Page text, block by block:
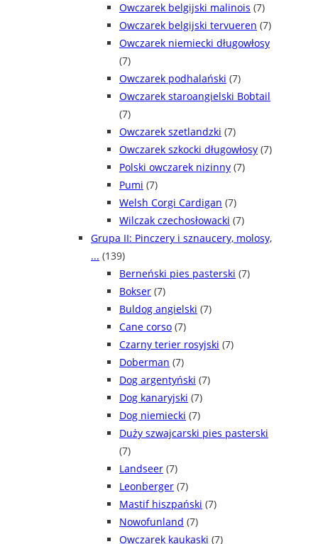
Owczarek belgijski malinois (7)
Owczarek belgijski tervueren (7)
Owczarek niemiecki długowłosy
(7)
Owczarek podhalański (7)
Owczarek staroangielski Bobtail
(7)
Owczarek szetlandzki (7)
Owczarek szkocki długowłosy (7)
Polski owczarek nizinny (7)
Pumi (7)
Welsh Corgi Cardigan (7)
Wilczak czechosłowacki (7)
Grupa II: Pinczery i sznaucery, molosy,
... (139)
Berneński pies pasterski (7)
Bokser (7)
Buldog angielski (7)
Cane corso (7)
Czarny terier rosyjski (7)
Doberman (7)
Dog argentyński (7)
Dog kanaryjski (7)
Dog niemiecki (7)
Duży szwajcarski pies pasterski
(7)
Landseer (7)
Leonberger (7)
Mastif hiszpański (7)
Nowofunland (7)
Owczarek kaukaski (7)